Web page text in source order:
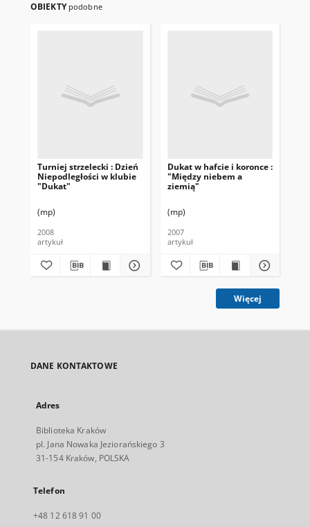
OBIEKTY podobne
Turniej strzelecki : Dzień
Niepodległości w klubie
"Dukat"
(mp)
2008
artykuł
Dukat w hafcie i koronce :
"Między niebem a
ziemią"
(mp)
2007
artykuł
Więcej
DANE KONTAKTOWE
Adres
Biblioteka Kraków
pl. Jana Nowaka Jeziorańskiego 3
31-154 Kraków, POLSKA
Telefon
+48 12 618 91 00